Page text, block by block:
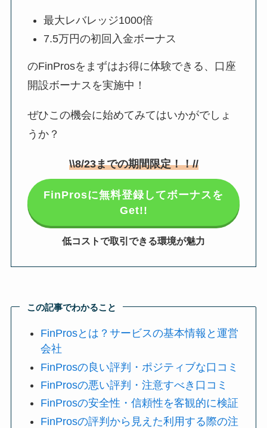
最大レバレッジ1000倍
7.5万円の初回入金ボーナス
のFinProsをまずはお得に体験できる、口座
開設ボーナスを実施中！
ぜひこの機会に始めてみてはいかがでしょ
うか？
\\8/23までの期間限定！！//
FinProsに無料登録してボーナスを
Get!!
低コストで取引できる環境が魅力
この記事でわかること
FinProsとは？サービスの基本情報と運営
会社
FinProsの良い評判・ポジティブな口コミ
FinProsの悪い評判・注意すべき口コミ
FinProsの安全性・信頼性を客観的に検証
FinProsの評判から見えた利用する際の注